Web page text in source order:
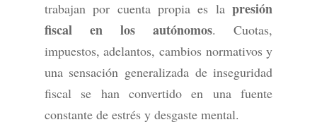
trabajan por cuenta propia es lapresión
fiscal en los autónomos. Cuotas,
impuestos, adelantos, cambios normativos y
una sensación generalizada de inseguridad
fiscal se han convertido en una fuente
constante de estrés y desgaste mental.